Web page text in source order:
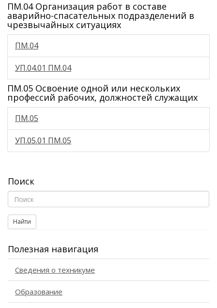
ПМ.04 Организация работ в составе
аварийно-спасательных подразделений в
чрезвычайных ситуациях
ПМ.04
УП.04.01 ПМ.04
ПМ.05 Освоение одной или нескольких
профессий рабочих, должностей служащих
ПМ.05
УП.05.01 ПМ.05
Поиск
Найти
Полезная навигация
Сведения о техникуме
Образование